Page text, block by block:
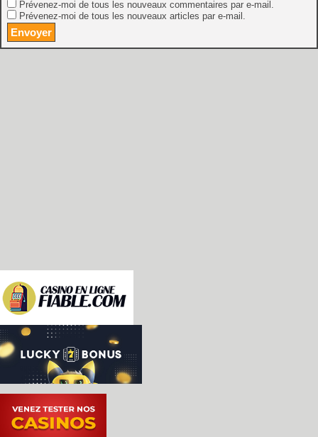
Prévenez-moi de tous les nouveaux commentaires par e-mail.
Prévenez-moi de tous les nouveaux articles par e-mail.